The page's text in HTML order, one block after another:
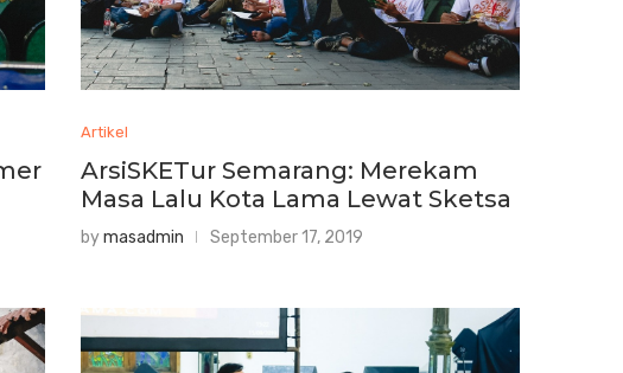
Artikel
ArsiSKETur Semarang: Merekam
Masa Lalu Kota Lama Lewat Sketsa
bymasadmin September 17, 2019